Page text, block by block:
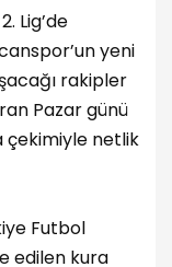
Lig’de
yeni
rakipler
Pazar günü
çekimiyle netlik
Futbol
edilen kura